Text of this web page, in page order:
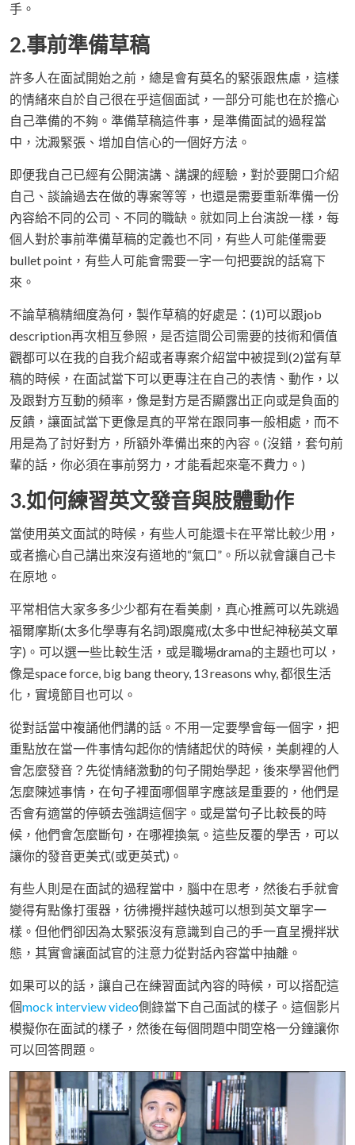
手。
2.事前準備草稿
許多人在面試開始之前，總是會有莫名的緊張跟焦慮，這樣
的情緒來自於自己很在乎這個面試，一部分可能也在於擔心
自己準備的不夠。準備草稿這件事，是準備面試的過程當
中，沈澱緊張、增加自信心的一個好方法。
即便我自己已經有公開演講、講課的經驗，對於要開口介紹
自己、談論過去在做的專案等等，也還是需要重新準備一份
內容給不同的公司、不同的職缺。就如同上台演說一樣，每
個人對於事前準備草稿的定義也不同，有些人可能僅需要
bullet point，有些人可能會需要一字一句把要說的話寫下
來。
不論草稿精細度為何，製作草稿的好處是：(1)可以跟job
description再次相互參照，是否這間公司需要的技術和價值
觀都可以在我的自我介紹或者專案介紹當中被提到(2)當有草
稿的時候，在面試當下可以更專注在自己的表情、動作，以
及跟對方互動的頻率，像是對方是否顯露出正向或是負面的
反饋，讓面試當下更像是真的平常在跟同事一般相處，而不
用是為了討好對方，所額外準備出來的內容。(沒錯，套句前
輩的話，你必須在事前努力，才能看起來毫不費力。)
3.如何練習英文發音與肢體動作
當使用英文面試的時候，有些人可能還卡在平常比較少用，
或者擔心自己講出來沒有道地的“氣口”。所以就會讓自己卡
在原地。
平常相信大家多多少少都有在看美劇，真心推薦可以先跳過
福爾摩斯(太多化學專有名詞)跟魔戒(太多中世紀神秘英文單
字)。可以選一些比較生活，或是職場drama的主題也可以，
像是space force, big bang theory, 13 reasons why, 都很生活
化，實境節目也可以。
從對話當中複誦他們講的話。不用一定要學會每一個字，把
重點放在當一件事情勾起你的情緒起伏的時候，美劇裡的人
會怎麼發音？先從情緒激動的句子開始學起，後來學習他們
怎麼陳述事情，在句子裡面哪個單字應該是重要的，他們是
否會有適當的停頓去強調這個字。或是當句子比較長的時
候，他們會怎麼斷句，在哪裡換氣。這些反覆的學舌，可以
讓你的發音更美式(或更英式)。
有些人則是在面試的過程當中，腦中在思考，然後右手就會
變得有點像打蛋器，彷彿攪拌越快越可以想到英文單字一
樣。但他們卻因為太緊張沒有意識到自己的手一直呈攪拌狀
態，其實會讓面試官的注意力從對話內容當中抽離。
如果可以的話，讓自己在練習面試內容的時候，可以搭配這
個mock interview video側錄當下自己面試的樣子。這個影片
模擬你在面試的樣子，然後在每個問題中間空格一分鐘讓你
可以回答問題。